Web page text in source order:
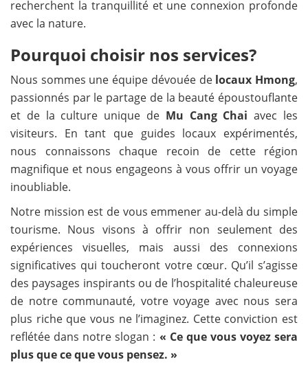
recherchent la tranquillité et une connexion profonde
avec la nature.
Pourquoi choisir nos services?
Nous sommes une équipe dévouée de locaux Hmong,
passionnés par le partage de la beauté époustouflante
et de la culture unique de Mu Cang Chai avec les
visiteurs. En tant que guides locaux expérimentés,
nous connaissons chaque recoin de cette région
magnifique et nous engageons à vous offrir un voyage
inoubliable.
Notre mission est de vous emmener au-delà du simple
tourisme. Nous visons à offrir non seulement des
expériences visuelles, mais aussi des connexions
significatives qui toucheront votre cœur. Qu’il s’agisse
des paysages inspirants ou de l’hospitalité chaleureuse
de notre communauté, votre voyage avec nous sera
plus riche que vous ne l’imaginez. Cette conviction est
reflétée dans notre slogan : « Ce que vous voyez sera
plus que ce que vous pensez. »